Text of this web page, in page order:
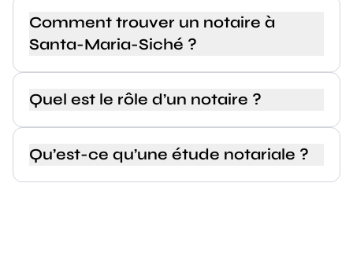
Comment trouver un notaire à
Santa-Maria-Siché ?
Quel est le rôle d’un notaire ?
Qu’est-ce qu’une étude notariale ?